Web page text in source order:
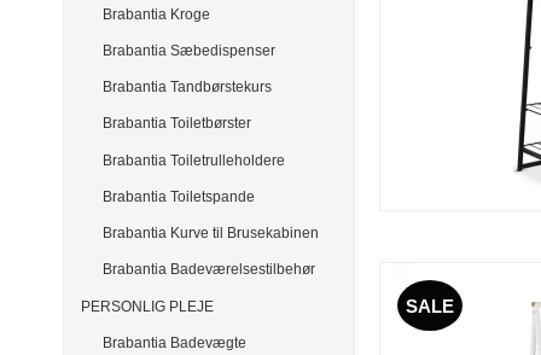
Brabantia Kroge
Brabantia Sæbedispenser
Brabantia Tandbørstekurs
Brabantia Toiletbørster
Brabantia Toiletrulleholdere
Brabantia Toiletspande
Brabantia Kurve til Brusekabinen
Brabantia Badeværelsestilbehør
PERSONLIG PLEJE
Brabantia Badevægte
SALE